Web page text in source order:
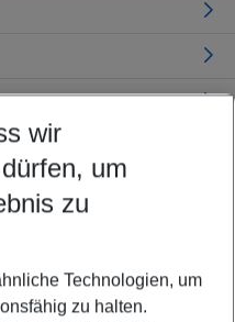
your best
wir
um
zu
Technologien, um
zu halten.